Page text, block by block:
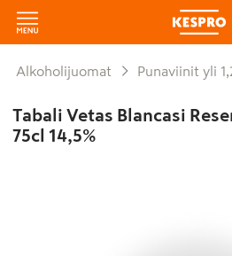
Alkoholijuomat Punaviinit yli
Tabali Vetas Blancasi
75cl 14,5%